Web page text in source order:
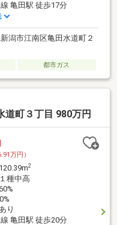
亀田駅 徒歩17分
潟市江南区亀田水道町２
都市ガス
道町３丁目 980万円
万円）
2
種中高
り
亀田駅 徒歩20分